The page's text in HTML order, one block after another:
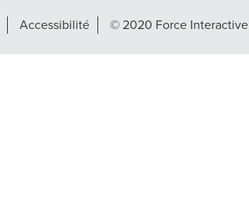
Accessibilité © 2020 Force Interactive